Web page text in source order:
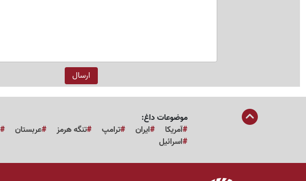
موضوعات داغ:
آمریکا
ایران ترامپ تنگه هرمز عربستان
اسرائیل